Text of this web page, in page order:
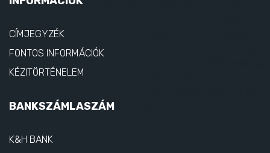
CÍMJEGYZÉK
FONTOS INFORMÁCIÓK
KÉZITÖRTÉNELEM
BANKSZÁMLASZÁM
K&H BANK